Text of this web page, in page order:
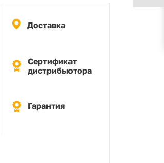
Доставка
Сертификат
дистрибьютора
Гарантия